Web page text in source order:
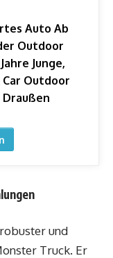
Auto Ab
Outdoor
Junge,
Outdoor
und
Truck. Er